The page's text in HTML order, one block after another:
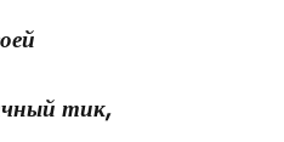
тик,